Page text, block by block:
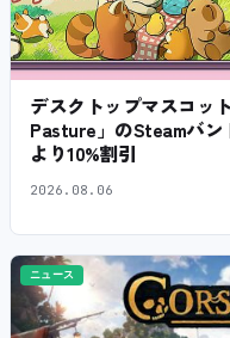
デスクトップマスコッ
Pasture」のSteamバ
より10%割引
2026.08.06
ニュース